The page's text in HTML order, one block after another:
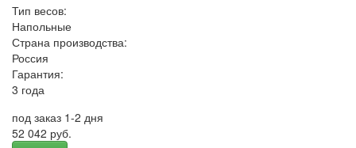
Тип весов:
Напольные
Страна производства:
Россия
Гарантия:
3 года
под заказ 1-2 дня
52 042 руб.